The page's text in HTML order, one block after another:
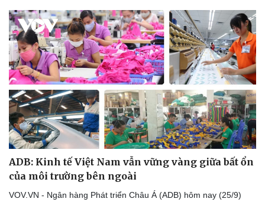
Thế giới thể thao
eSports
Hậu trường
Tư vấn
ADB: Kinh tế Việt Nam vẫn vững vàng giữa bất ổn
của môi trường bên ngoài
VOV.VN - Ngân hàng Phát triển Châu Á (ADB) hôm nay (25/9)